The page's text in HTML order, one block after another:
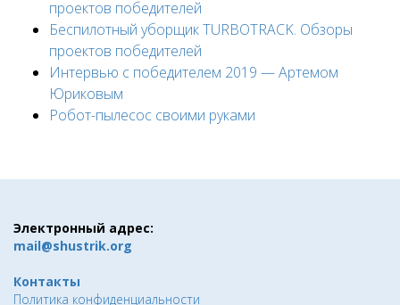
проектов победителей
Беспилотный уборщик TURBOTRACK. Обзоры
проектов победителей
Интервью с победителем 2019 — Артемом
Юриковым
Робот-пылесос своими руками
Электронный адрес:
mail@shustrik.org
Контакты
Политика конфиденциальности